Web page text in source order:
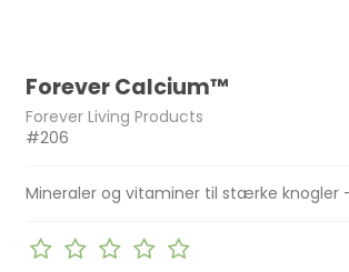
Forever Calcium™
Forever Living Products
#206
Mineraler og vitaminer til stærke knogler